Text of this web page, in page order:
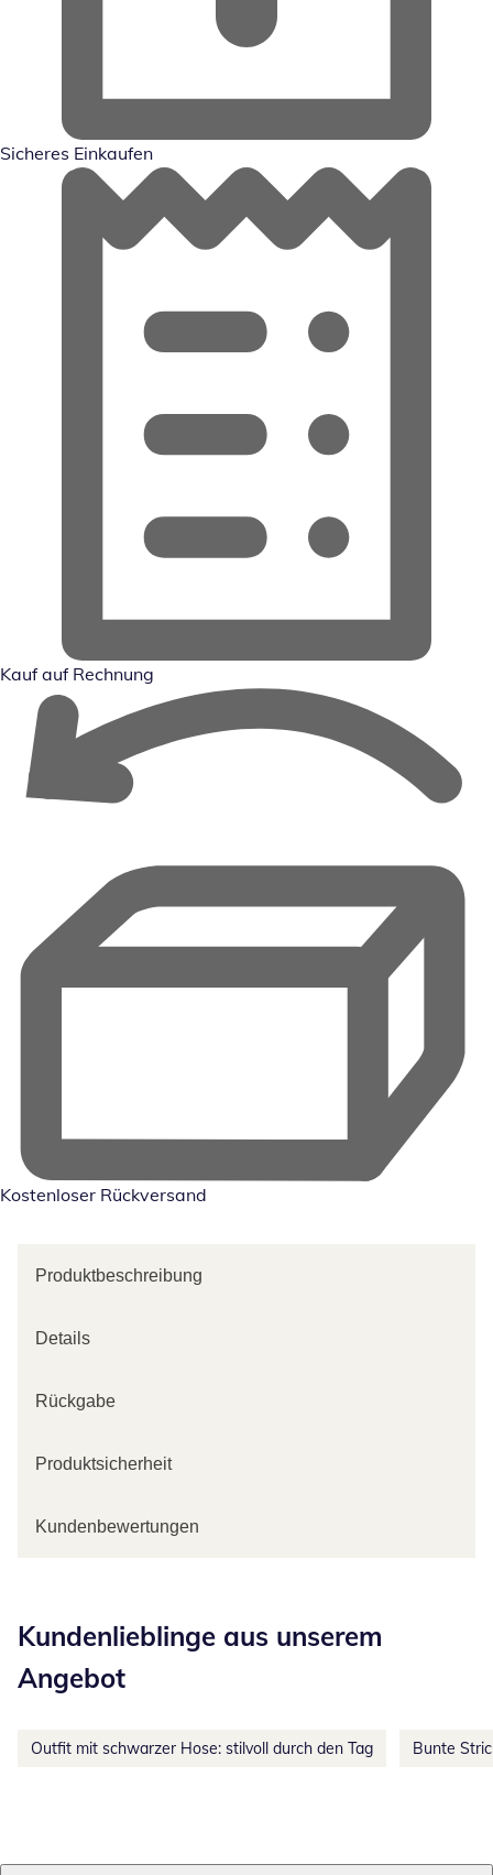
Sicheres Einkaufen
Kauf auf Rechnung
Kostenloser Rückversand
Produktbeschreibung
Details
Rückgabe
Produktsicherheit
Kundenbewertungen
Kundenlieblinge aus unserem
Angebot
Outfit mit schwarzer Hose: stilvoll durch den Tag Bunte